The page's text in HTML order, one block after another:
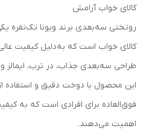
کالای خواب آرامش
روتختی سه‌بعدی برند ویونا تک‌نفره
طراحی سه‌بعدی جذاب، در ترب، ایمالز
این محصول با دوخت دقیق و استفاده
فوق‌العاده برای افرادی است که به
اهمیت می‌دهند.